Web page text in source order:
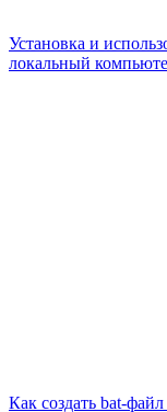
Установка и
локальный
Как создать bat-